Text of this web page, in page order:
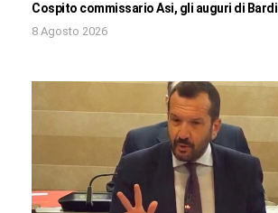
Cospito commissario Asi, gli auguri di Bardi
8 Agosto 2026